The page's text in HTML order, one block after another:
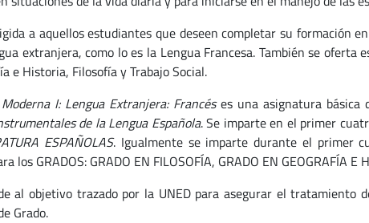
a aquellos estudiantes que deseen completar su formación
extranjera, como lo es la Lengua Francesa. También se oferta
e Historia, Filosofía y Trabajo Social.
I: Lengua Extranjera: Francéses una asignatura básica
de la Lengua Española. Se imparte en el primer
ESPAÑOLAS. Igualmente se imparte durante el primer
los GRADOS: GRADO EN FILOSOFÍA, GRADO EN GEOGRAFÍA E
al objetivo trazado por la UNED para asegurar el tratamiento
Grado.